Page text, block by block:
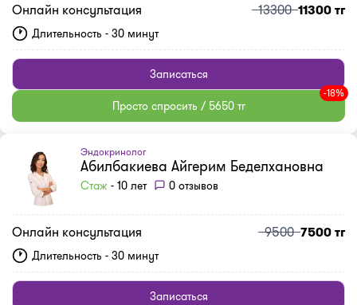
Онлайн консультация 1330011300 тг
Длительность - 30 минут
Записаться
Просто спросить / 5650 тг
-18%
Эндокринолог
Абилбакиева Айгерим Беделхановна
Стаж - 10 лет 0 отзывов
Онлайн консультация 95007500 тг
Длительность - 30 минут
Записаться